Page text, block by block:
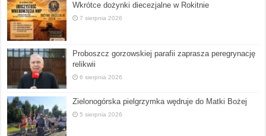
Wkrótce dożynki diecezjalne w Rokitnie
7 sierpnia 2026
Proboszcz gorzowskiej parafii zaprasza peregrynację
relikwii
6 sierpnia 2026
Zielonogórska pielgrzymka wędruje do Matki Bożej
5 sierpnia 2026